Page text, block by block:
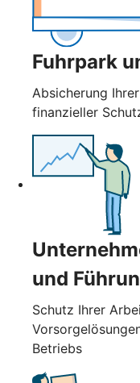
Fuhrpark
Absicherung
finanzieller
und
Schutz Ihrer
Betriebs